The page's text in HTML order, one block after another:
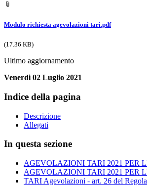
Modulo richiesta agevolazioni tari.pdf
(17.36 KB)
Ultimo aggiornamento
Venerdi 02 Luglio 2021
Indice della pagina
Descrizione
Allegati
In questa sezione
AGEVOLAZIONI TARI 2021 PER
AGEVOLAZIONI TARI 2021 PER
TARI Agevolazioni - art. 26 del